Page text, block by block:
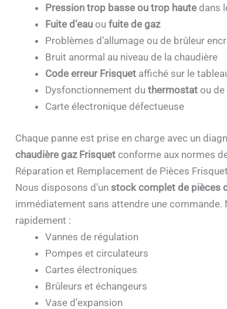
Pression trop basse ou trop hautedans
Fuite d’eauou fuite de gaz
Problèmes d’allumage ou de brûleur
Bruit anormal au niveau de la chaudière
Code erreur Frisquetaffiché sur le
Dysfonctionnement du thermostatou de
Carte électronique défectueuse
Chaque panne est prise en charge avec un
chaudière gaz Frisquetconforme aux normes
Réparation et Remplacement de Pièces Frisquet
Nous disposons d’un stock complet de pièces
immédiatement sans attendre une
rapidement :
Vannes de régulation
Pompes et circulateurs
Cartes électroniques
Brûleurs et échangeurs
Vase d’expansion